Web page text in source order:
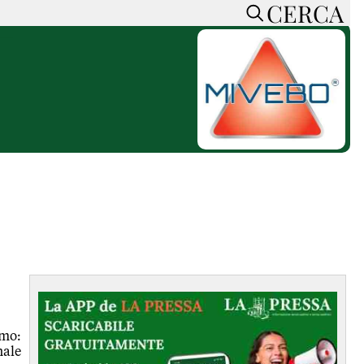
CERCA
ACCEDI o REGISTRATI
SOSTIENI LA PRESSA
MAPPA DEL SITO
NORMATIVE
DEONTOLOGICHE
CERCA